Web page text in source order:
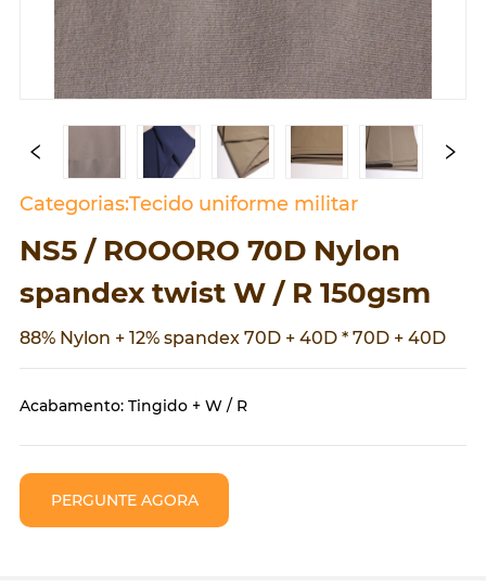
Categorias:Tecido uniforme militar
NS5 / ROOORO 70D Nylon
spandex twist W / R 150gsm
88% Nylon + 12% spandex 70D + 40D * 70D + 40D
Acabamento: Tingido + W / R
PERGUNTE AGORA